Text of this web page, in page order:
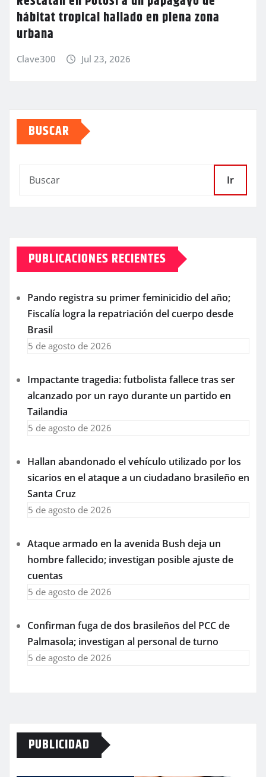
hábitat tropical hallado en plena zona
urbana
Clave300 Jul 23, 2026
BUSCAR
Ir
PUBLICACIONES RECIENTES
Pando registra su primer feminicidio del año;
Fiscalía logra la repatriación del cuerpo desde
Brasil
5 de agosto de 2026
Impactante tragedia: futbolista fallece tras ser
alcanzado por un rayo durante un partido en
Tailandia
5 de agosto de 2026
Hallan abandonado el vehículo utilizado por los
sicarios en el ataque a un ciudadano brasileño en
Santa Cruz
5 de agosto de 2026
Ataque armado en la avenida Bush deja un
hombre fallecido; investigan posible ajuste de
cuentas
5 de agosto de 2026
Confirman fuga de dos brasileños del PCC de
Palmasola; investigan al personal de turno
5 de agosto de 2026
PUBLICIDAD